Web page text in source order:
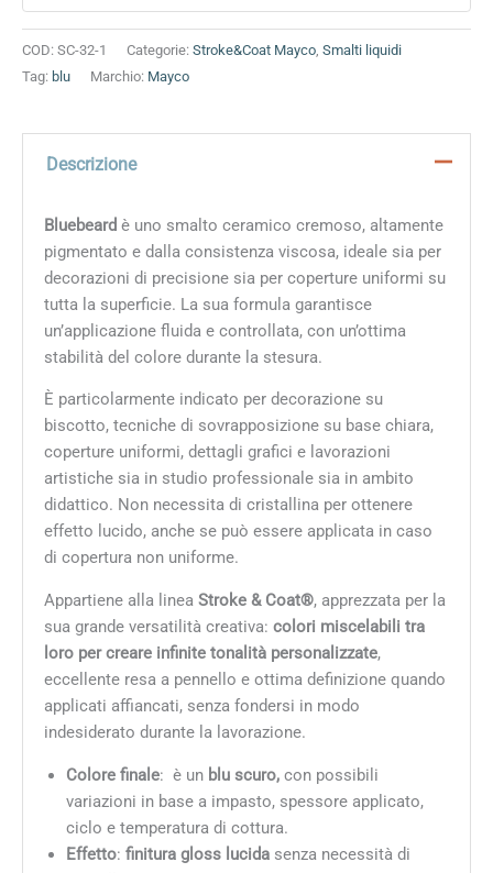
COD: SC-32-1 Categorie: Stroke&Coat Mayco Smalti liquidi
Tag: blu Marchio: Mayco
Descrizione
Bluebeard è uno smalto ceramico cremoso, altamente
pigmentato e dalla consistenza viscosa, ideale sia per
decorazioni di precisione sia per coperture uniformi su
tutta la superficie. La sua formula garantisce
un’applicazione fluida e controllata, con un’ottima
stabilità del colore durante la stesura.
È particolarmente indicato per decorazione su
biscotto, tecniche di sovrapposizione su base chiara,
coperture uniformi, dettagli grafici e lavorazioni
artistiche sia in studio professionale sia in ambito
didattico. Non necessita di cristallina per ottenere
effetto lucido, anche se può essere applicata in caso
di copertura non uniforme.
Appartiene alla linea Stroke & Coat®, apprezzata per la
sua grande versatilità creativa: colori miscelabili tra
loro per creare infinite tonalità personalizzate,
eccellente resa a pennello e ottima definizione quando
applicati affiancati, senza fondersi in modo
indesiderato durante la lavorazione.
Colore finale: è unblu scuro, con possibili
variazioni in base a impasto, spessore applicato,
ciclo e temperatura di cottura.
Effetto: finitura gloss lucidasenza necessità di